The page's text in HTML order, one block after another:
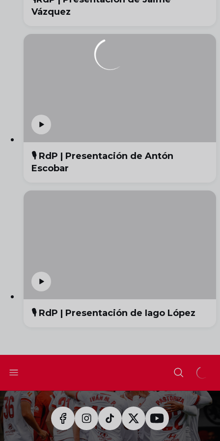
Vázquez
🎙️ RdP | Presentación de Antón
Escobar
🎙️ RdP | Presentación de Iago López